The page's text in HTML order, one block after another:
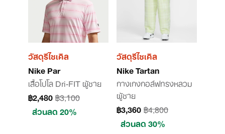
วัสดุรีไซเคิล
Nike Par
เสื้อโปโล Dri-FIT ผู้ชาย
฿2,480฿3,100
ส่วนลด 20%
วัสดุรีไซเคิล
Nike Tartan
กางเกงกอล์ฟทรงหลวม
ผู้ชาย
฿3,360฿4,800
ส่วนลด 30%